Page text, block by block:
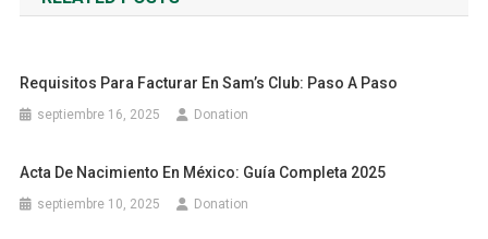
entradas
Requisitos Para Facturar En Sam’s Club: Paso A Paso
septiembre 16, 2025 Donation
Acta De Nacimiento En México: Guía Completa 2025
septiembre 10, 2025 Donation